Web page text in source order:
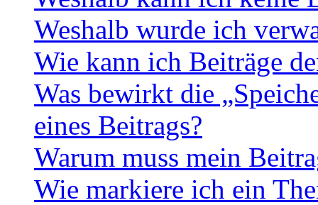
Weshalb wurde ich
Wie kann ich Beiträge
Was bewirkt die
eines Beitrags?
Warum muss mein
Wie markiere ich ein